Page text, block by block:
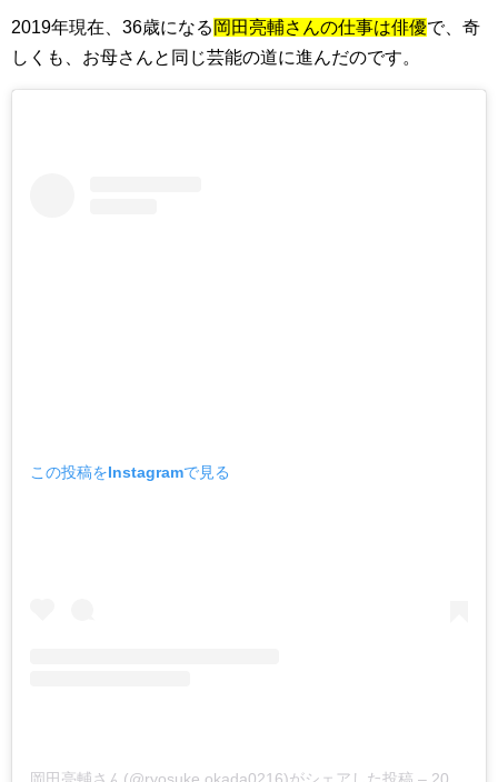
2019年現在、36歳になる 岡田亮輔さんの仕事は俳優で、奇
しくも、お母さんと同じ芸能の道に進んだのです。
この投稿をInstagramで見る